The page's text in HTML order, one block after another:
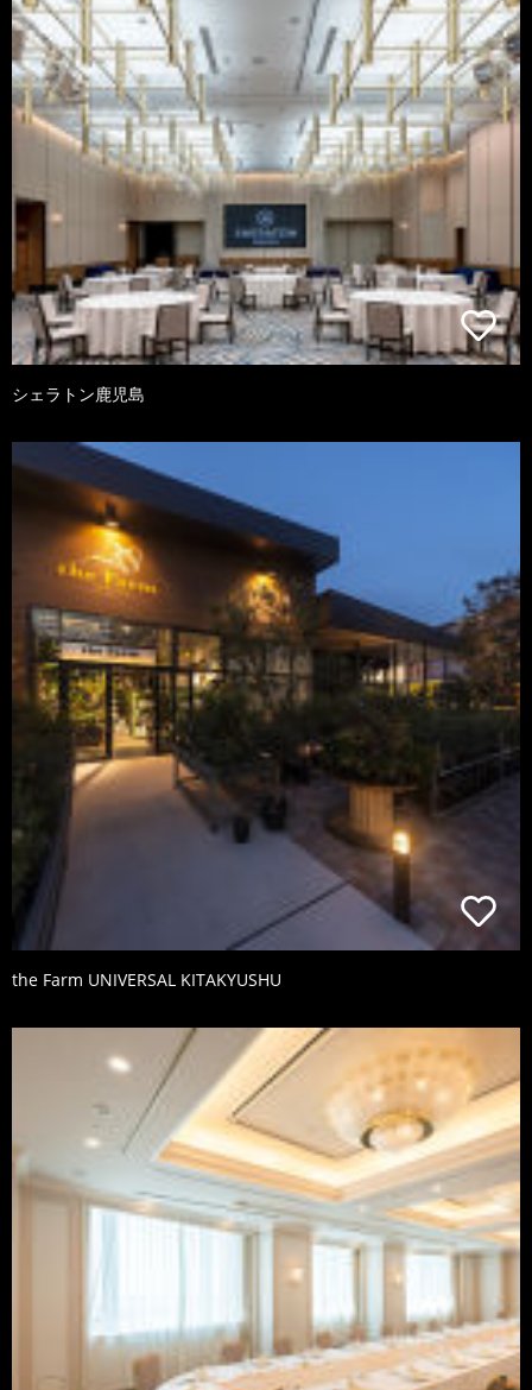
シェラトン鹿児島
the Farm UNIVERSAL KITAKYUSHU